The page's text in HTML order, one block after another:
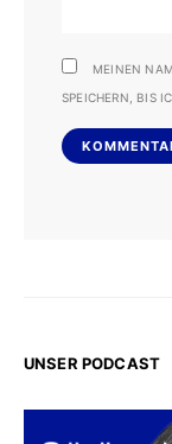
MEINEN
SPEICHERN, BIS
UNSER PODCAST